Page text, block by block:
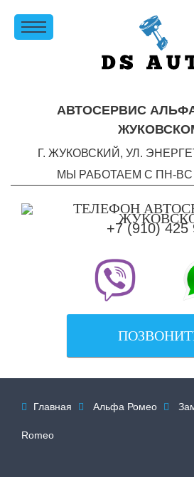
АВТОСЕРВИС
Г. ЖУКОВСКИЙ, УЛ.
МЫ РАБОТАЕМ С ПН-ВC -
+7 (910) 425
 Главная  Альфа Ромео 
Romeo